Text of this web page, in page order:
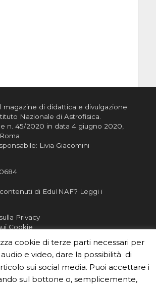
magazine di didattica e divulgazione
Nazionale di Astrofisica
n. 45/2020 in data 4 giugno 2020,
Livia Giacomini
di EduINAF? Leggi i
Privacy
Cookie
de l'Astronomo risponde, per
foto o i tuoi contributi, scrivici a
[chiocciola] inaf.it oppure compila
cookie di terze parti necessari per
e video, dare la possibilità di
sui social media. Puoi accettare i
sul bottone o, semplicemente,